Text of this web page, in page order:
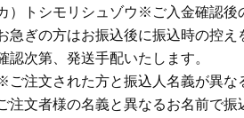
）トシモリシュゾウ※ご入金確認後
急ぎの方はお振込後に振込時の控え
認次第、発送手配いたします。
ご注文された方と振込人名義が異な
注文者様の名義と異なるお名前で振